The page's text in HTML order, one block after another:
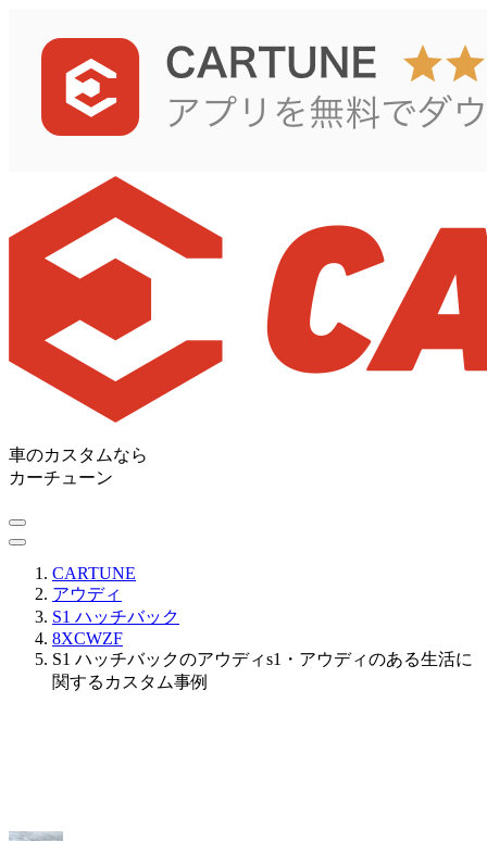
車のカスタムなら
カーチューン
CARTUNE
アウディ
S1 ハッチバック
8XCWZF
S1 ハッチバックのアウディs1・アウディのある生活に
関するカスタム事例